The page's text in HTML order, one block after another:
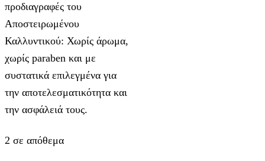
προδιαγραφές του
Αποστειρωμένου
Καλλυντικού: Χωρίς άρωμα,
χωρίς paraben και με
συστατικά επιλεγμένα για
την αποτελεσματικότητα και
την ασφάλειά τους.
2 σε απόθεμα